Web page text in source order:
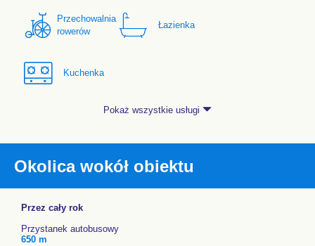
Przechowalnia
rowerów
Łazienka
Kuchenka
Pokaż wszystkie usługi
Okolica wokół obiektu
Przez cały rok
Przystanek autobusowy
650 m